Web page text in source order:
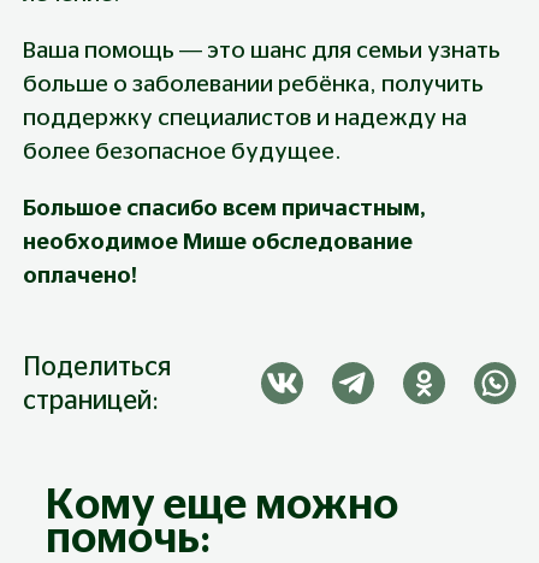
Ваша помощь — это шанс для семьи узнать
больше о заболевании ребёнка, получить
поддержку специалистов и надежду на
более безопасное будущее.
Большое спасибо всем причастным,
необходимое Мише обследование
оплачено!
Поделиться
страницей:
Кому еще можно
помочь: